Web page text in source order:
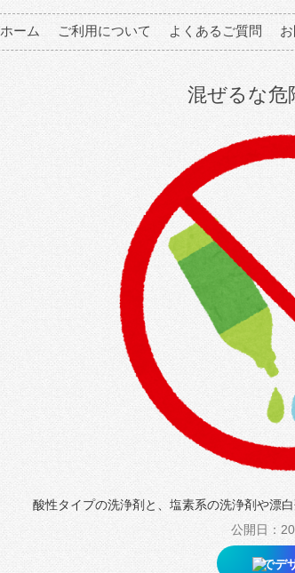
ホーム ご利用について よくあるご質問
混ぜるな危
酸性タイプの洗浄剤と、塩素系の洗浄剤や漂
公開日：
でデ